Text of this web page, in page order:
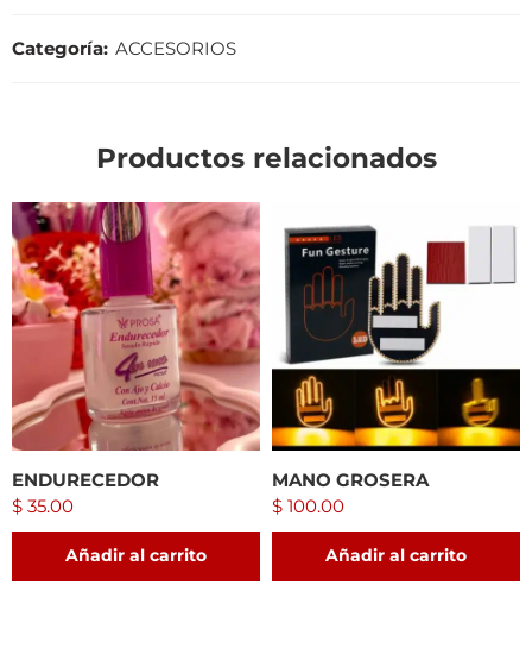
Categoría: ACCESORIOS
Productos relacionados
ENDURECEDOR
$ 35.00
Añadir al carrito
MANO GROSERA
$ 100.00
Añadir al carrito